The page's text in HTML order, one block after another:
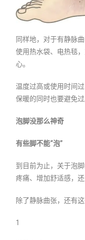
同样地，对于有静脉
使用热水袋、电热毯
心。
温度过高或使用时间
保暖的同时也要避免
泡脚没那么神奇
有些脚不能“泡”
到目前为止，关于泡
疼痛、增加舒适感，
除了静脉曲张，还有
1